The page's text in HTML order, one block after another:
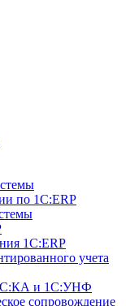
по 1C:ERP
1С:ERP
учета
1С:КА и 1С:УНФ
сопровождение